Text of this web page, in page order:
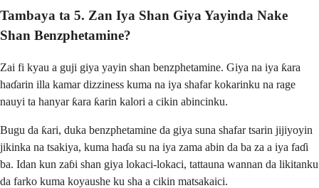
Tambaya ta 5. Zan Iya Shan Giya Yayinda Nake
Shan Benzphetamine?
Zai fi kyau a guji giya yayin shan benzphetamine. Giya na iya ƙara
haɗarin illa kamar dizziness kuma na iya shafar kokarinku na rage
nauyi ta hanyar ƙara ƙarin kalori a cikin abincinku.
Bugu da ƙari, duka benzphetamine da giya suna shafar tsarin jijiyoyin
jikinka na tsakiya, kuma haɗa su na iya zama abin da ba za a iya faɗi
ba. Idan kun zaɓi shan giya lokaci-lokaci, tattauna wannan da likitanku
da farko kuma koyaushe ku sha a cikin matsakaici.